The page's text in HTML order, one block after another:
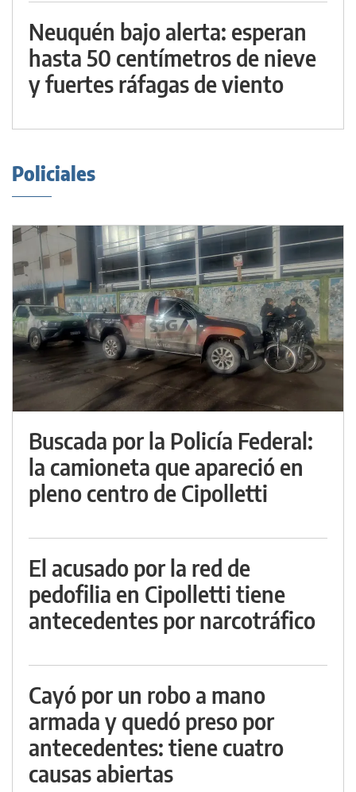
Neuquén bajo alerta: esperan
hasta 50 centímetros de nieve
y fuertes ráfagas de viento
Policiales
Buscada por la Policía Federal:
la camioneta que apareció en
pleno centro de Cipolletti
El acusado por la red de
pedofilia en Cipolletti tiene
antecedentes por narcotráfico
Cayó por un robo a mano
armada y quedó preso por
antecedentes: tiene cuatro
causas abiertas